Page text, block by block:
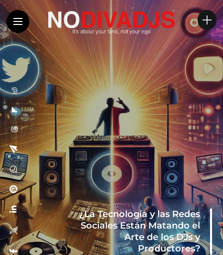
¿La Tecnología y las Redes
Sociales Están Matando el
Arte de los DJs y
Productores?